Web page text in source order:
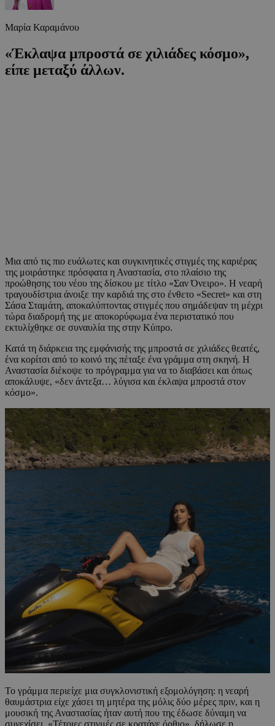
Μαρία Καραμάνου
«Έκλαψα μπροστά σε χιλιάδες κόσμο»,
είπε μεταξύ άλλων.
Μια από τις πιο ευάλωτες και συγκινητικές στιγμές της καριέρας
της μοιράστηκε πρόσφατα η Αναστασία, στο πλαίσιο της
προώθησης του νέου της δίσκου με τίτλο «Σαν Όνειρο». Η νεαρή
τραγουδίστρια άνοιξε την καρδιά της στο ένθετο «Secret» και στη
Σάσα Σταμάτη, αποκαλύπτοντας στιγμές που σημάδεψαν τη μέχρι
τώρα διαδρομή της με αποκορύφωμα ένα περιστατικό που
εκτυλίχθηκε σε συναυλία της στην Κύπρο.
Κατά τη διάρκεια της εμφάνισής της μπροστά σε χιλιάδες θεατές,
ένα κορίτσι από το κοινό της πέταξε ένα γράμμα στη σκηνή. Η
Αναστασία διέκοψε το πρόγραμμα για να το διαβάσει και όπως
αποκάλυψε, «δεν άντεξα… λύγισα και έκλαψα μπροστά στον
κόσμο».
Το γράμμα περιείχε μια συγκλονιστική εξομολόγηση: η νεαρή
θαυμάστρια είχε χάσει τη μητέρα της μόλις δύο μέρες πριν, και η
μουσική της Αναστασίας ήταν αυτή που της έδωσε δύναμη να